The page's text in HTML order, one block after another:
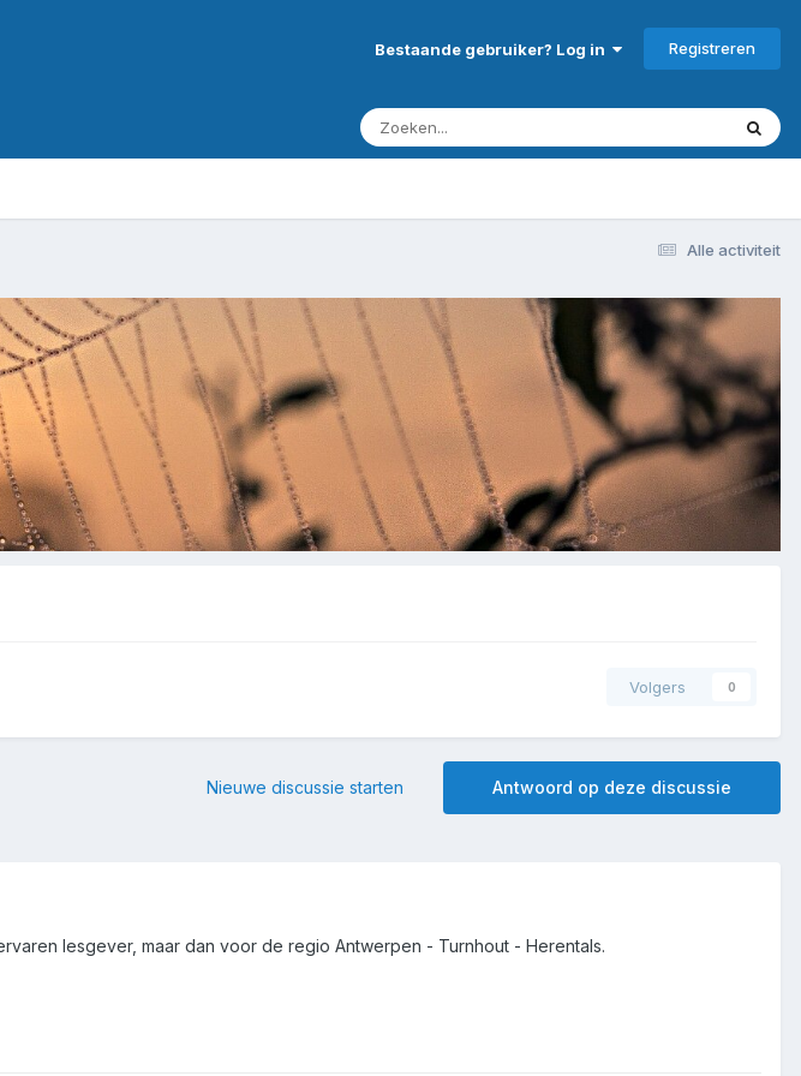
Bestaande gebruiker? Log in Registreren
Alle activiteit
Volgers 0
Antwoord op deze discussie
Nieuwe discussie starten
lesgever, maar dan voor de regio Antwerpen - Turnhout - Herentals.